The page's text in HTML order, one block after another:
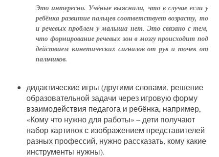
Это интересно. Учёные выяснили, что в случае если у
ребёнка развитие пальцев соответствует возрасту, то
и речевых проблем у малыша нет. Это связано с тем,
что формирование речевых зон в мозгу происходит под
действием кинетических сигналов от рук и точек от
пальчиков.
дидактические игры (другими словами, решение
образовательной задачи через игровую форму
взаимодействия педагога и ребёнка, например,
«Кому что нужно для работы» – дети получают
набор картинок с изображением представителей
разных профессий, нужно рассказать, кому какие
инструменты нужны).